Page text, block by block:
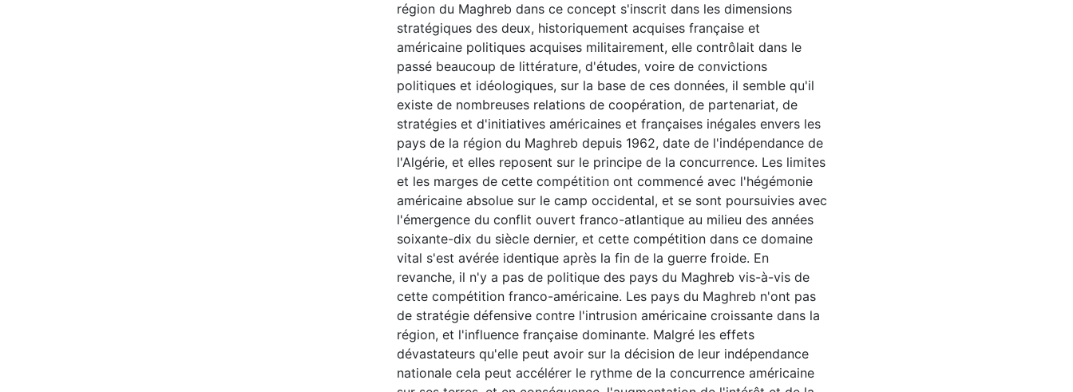
région du Maghreb dans ce concept s'inscrit dans les dimensions
stratégiques des deux, historiquement acquises française et
américaine politiques acquises militairement, elle contrôlait dans le
passé beaucoup de littérature, d'études, voire de convictions
politiques et idéologiques, sur la base de ces données, il semble qu'il
existe de nombreuses relations de coopération, de partenariat, de
stratégies et d'initiatives américaines et françaises inégales envers les
pays de la région du Maghreb depuis 1962, date de l'indépendance de
l'Algérie, et elles reposent sur le principe de la concurrence. Les limites
et les marges de cette compétition ont commencé avec l'hégémonie
américaine absolue sur le camp occidental, et se sont poursuivies avec
l'émergence du conflit ouvert franco-atlantique au milieu des années
soixante-dix du siècle dernier, et cette compétition dans ce domaine
vital s'est avérée identique après la fin de la guerre froide. En
revanche, il n'y a pas de politique des pays du Maghreb vis-à-vis de
cette compétition franco-américaine. Les pays du Maghreb n'ont pas
de stratégie défensive contre l'intrusion américaine croissante dans la
région, et l'influence française dominante. Malgré les effets
dévastateurs qu'elle peut avoir sur la décision de leur indépendance
nationale cela peut accélérer le rythme de la concurrence américaine